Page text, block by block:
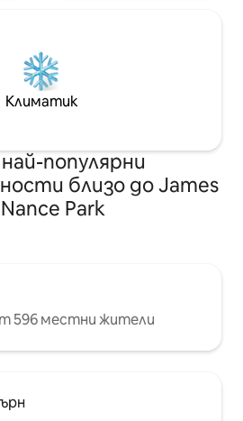
Климатик
популярни
близо до James
Park
596 местни жители